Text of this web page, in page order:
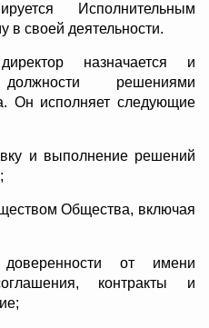
Исполнительным
в своей деятельности.
назначается и
решениями
Он исполняет следующие
и выполнение решений
Общества, включая
от имени
контракты и